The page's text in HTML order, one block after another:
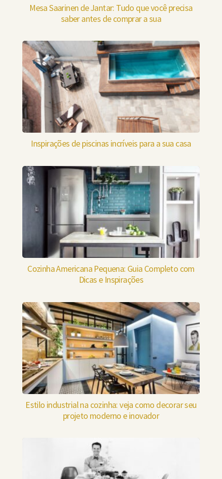
Mesa Saarinen de Jantar: Tudo que você precisa
saber antes de comprar a sua
Inspirações de piscinas incríveis para a sua casa
Cozinha Americana Pequena: Guia Completo com
Dicas e Inspirações
Estilo industrial na cozinha: veja como decorar seu
projeto moderno e inovador